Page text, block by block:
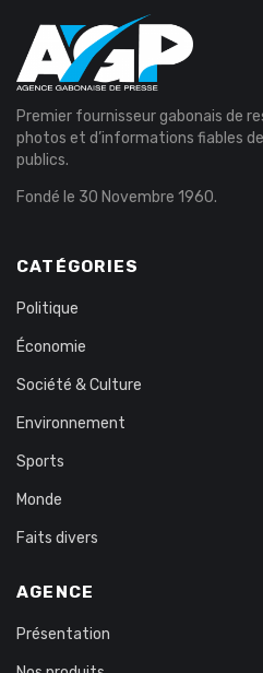
Premier fournisseur gabonais de
photos et d’informations fiables
publics.
Fondé le 30 Novembre 1960.
CATÉGORIES
Politique
Économie
Société & Culture
Environnement
Sports
Monde
Faits divers
AGENCE
Présentation